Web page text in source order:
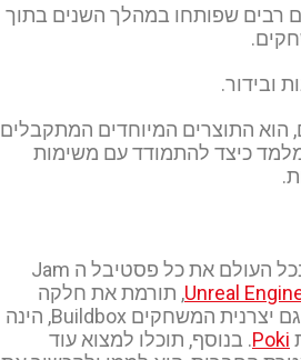
רבים שפותחו במהלך השנים בתוך
ובידור.
הוא התוצרים המיוחדים המתקבלים
כיצד להתמודד עם משימות
מספר חברות עולמיות, חברו ביחד על מנת לממן לכל מיליוני המשתתפים בכל העולם את כל פסטיבל ה Jam
Unreal, תורמת את חלקה
למימון האירוע. מטרתה בכך, היא להטמיע בעולם את טכנולוגיות הVR, וAR. גם יצרנית המשחקים Buildbox, הינה
Poki. בנוסף, תוכלו למצוא עוד